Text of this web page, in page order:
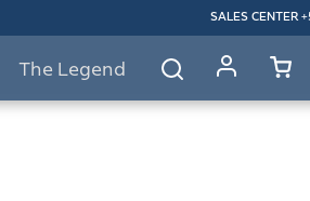
SALES CENTER
The Legend